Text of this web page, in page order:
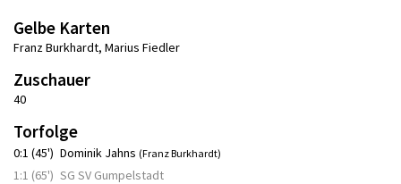
Gelbe Karten
Franz Burkhardt, Marius Fiedler
Zuschauer
40
Torfolge
0:1 (45') Dominik Jahns (Franz Burkhardt)
1:1 (65') SG SV Gumpelstadt